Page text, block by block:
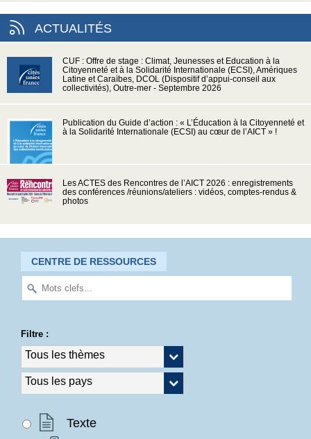
ACTUALITÉS
CUF : Offre de stage : Climat, Jeunesses et Education à la
Citoyenneté et à la Solidarité Internationale (ECSI), Amériques
Latine et Caraïbes, DCOL (Dispositif d’appui-conseil aux
collectivités), Outre-mer - Septembre 2026
Publication du Guide d’action : « L’Éducation à la Citoyenneté et
à la Solidarité Internationale (ECSI) au cœur de l’AICT » !
Les ACTES des Rencontres de l’AICT 2026 : enregistrements
des conférences /réunions/ateliers : vidéos, comptes-rendus &
photos
CENTRE DE RESSOURCES
Filtre :
Texte